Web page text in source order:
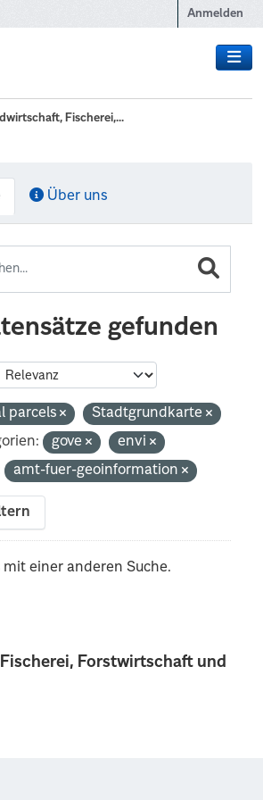
Anmelden
Fischerei,...
Forstwirtschaft und
Über uns
gefunden
parcels
Stadtgrundkarte
gove
envi
amt-fuer-geoinformation
mit einer anderen Suche.